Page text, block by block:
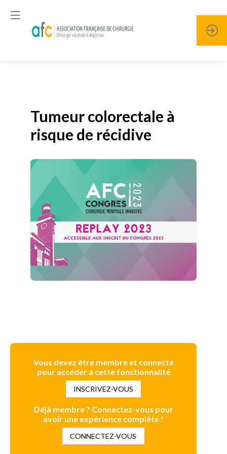
Tumeur colorectale à
risque de récidive
Vous devez être membre et connecté
pour accéder à cette fonctionnalité
INSCRIVEZ-VOUS
Déjà membre ? Connectez-vous pour
avoir une expérience complète !
CONNECTEZ-VOUS